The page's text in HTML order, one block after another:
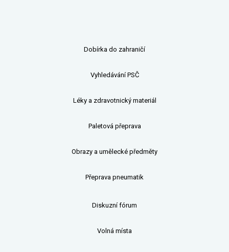
Dobírka do zahraničí
Vyhledávání PSČ
Léky a zdravotnický materiál
Paletová přeprava
Obrazy a umělecké předměty
Přeprava pneumatik
Diskuzní fórum
Volná místa